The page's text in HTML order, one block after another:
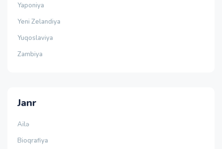
Yaponiya
Yeni Zelandiya
Yuqoslaviya
Zambiya
Janr
Ailə
Bioqrafiya